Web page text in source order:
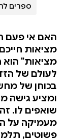
ספרים
האם אי פעם
מציאות
מציאות"
לעולם של
בכוחן של
ומציע גישה
שואפים לו.
מעמיקה על
פשוטים,